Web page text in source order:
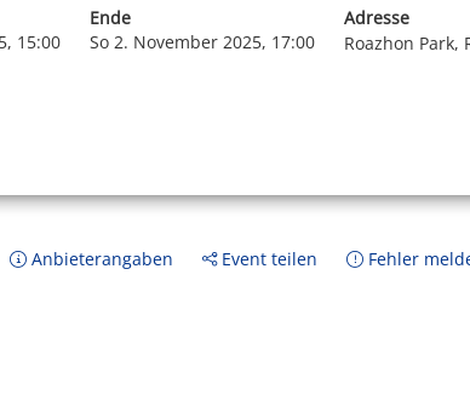
15:00
Ende
So 2. November 2025, 17:00
Adresse
Roazhon Park,
Anbieterangaben Event teilen Fehler